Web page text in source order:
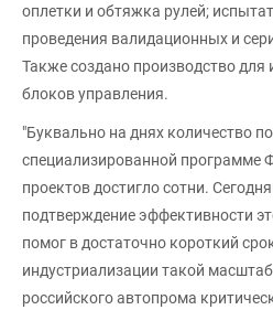
оплетки и обтяжка рулей;
проведения валидационных и
Также создано производство для
блоков управления.
"Буквально на днях количество
специализированной программе
проектов достигло сотни.
подтверждение эффективности
помог в достаточно короткий
индустриализации такой
российского автопрома